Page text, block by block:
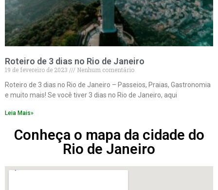
Roteiro de 3 dias no Rio de Janeiro
19 de fevereiro de 2023
Nenhum comentário
Roteiro de 3 dias no Rio de Janeiro – Passeios, Praias, Gastronomia
e muito mais! Se você tiver 3 dias no Rio de Janeiro, aqui
Leia Mais»
Conheça o mapa da cidade do
Rio de Janeiro